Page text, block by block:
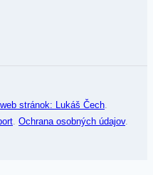
stránok: Lukáš Čech
Ochrana osobných údajov.